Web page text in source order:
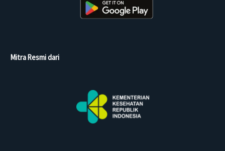
Mitra Resmi dari